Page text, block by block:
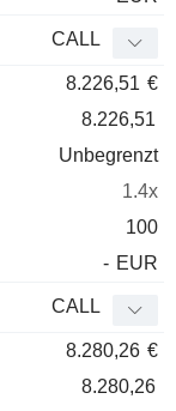
CALL
8.226,51 €
8.226,51
Unbegrenzt
1.4x
100
- EUR
CALL
8.280,26 €
8.280,26